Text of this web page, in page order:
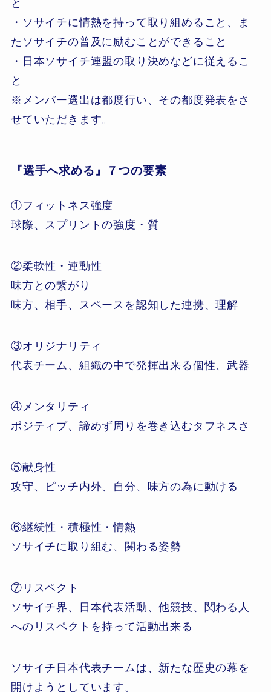
と
・ソサイチに情熱を持って取り組めること、ま
たソサイチの普及に励むことができること
・日本ソサイチ連盟の取り決めなどに従えるこ
と
※メンバー選出は都度行い、その都度発表をさ
せていただきます。
『選手へ求める』７つの要素
①フィットネス強度
球際、スプリントの強度・質
②柔軟性・連動性
味方との繋がり
味方、相手、スペースを認知した連携、理解
③オリジナリティ
代表チーム、組織の中で発揮出来る個性、武器
④メンタリティ
ポジティブ、諦めず周りを巻き込むタフネスさ
⑤献身性
攻守、ピッチ内外、自分、味方の為に動ける
⑥継続性・積極性・情熱
ソサイチに取り組む、関わる姿勢
⑦リスペクト
ソサイチ界、日本代表活動、他競技、関わる人
へのリスペクトを持って活動出来る
ソサイチ日本代表チームは、新たな歴史の幕を
開けようとしています。